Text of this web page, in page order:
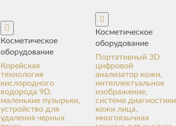
Косметическое
оборудование
Корейская
технология
кислородного
водорода 9D,
маленькие пузырьки,
устройство для
удаления черных
Косметическое
оборудование
Портативный 3D
цифровой
анализатор кожи,
интеллектуальное
изображение,
система диагностики
кожи лица,
многоязычная